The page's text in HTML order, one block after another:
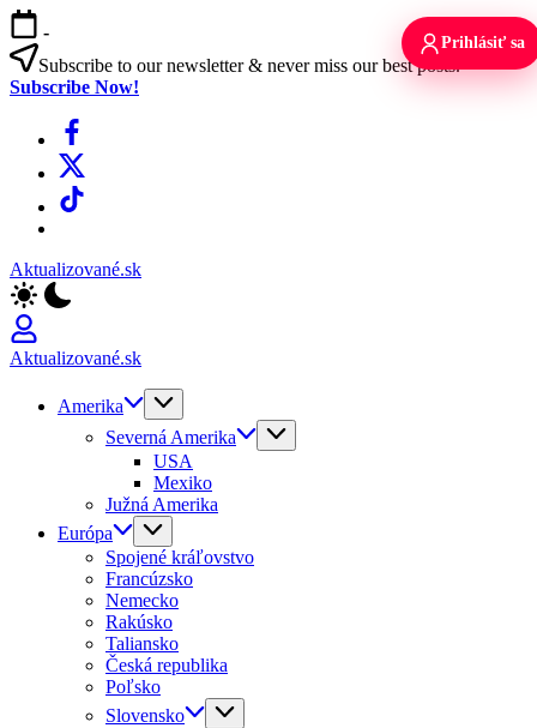
Skip
to
content
-
Subscribe to our newsletter & never miss our best posts.
Subscribe Now!
Facebook
X
TikTok
Aktualizované.sk
Aktualizované.sk
Amerika
Severná Amerika
USA
Mexiko
Južná Amerika
Európa
Spojené kráľovstvo
Francúzsko
Nemecko
Rakúsko
Taliansko
Česká republika
Poľsko
Slovensko
Prihlásiť sa